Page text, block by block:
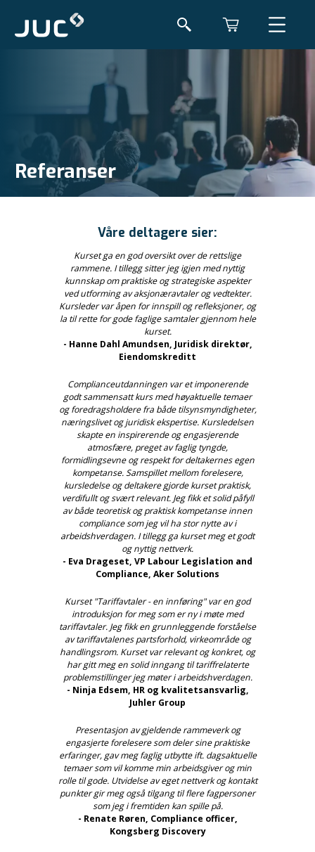
Referanser
Våre deltagere sier:
Kurset ga en god oversikt over de rettslige
rammene. I tillegg sitter jeg igjen med nyttig
kunnskap om praktiske og strategiske aspekter
ved utforming av aksjonæravtaler og vedtekter.
Kursleder var åpen for innspill og refleksjoner, og
la til rette for gode faglige samtaler gjennom hele
kurset.
- Hanne Dahl Amundsen, Juridisk direktør,
Eiendomskreditt
Complianceutdanningen var et imponerende
godt sammensatt kurs med høyaktuelle temaer
og foredragsholdere fra både tilsynsmyndigheter,
næringslivet og juridisk ekspertise. Kursledelsen
skapte en inspirerende og engasjerende
atmosfære, preget av faglig tyngde,
formidlingsevne og respekt for deltakernes egen
kompetanse. Samspillet mellom forelesere,
kursledelse og deltakere gjorde kurset praktisk,
verdifullt og svært relevant. Jeg fikk et solid påfyll
av både teoretisk og praktisk kompetanse innen
compliance som jeg vil ha stor nytte av i
arbeidshverdagen. I tillegg ga kurset meg et godt
og nyttig nettverk.
- Eva Drageset, VP Labour Legislation and
Compliance, Aker Solutions
Kurset "Tariffavtaler - en innføring" var en god
introduksjon for meg som er ny i møte med
tariffavtaler. Jeg fikk en grunnleggende forståelse
av tariffavtalenes partsforhold, virkeområde og
handlingsrom. Kurset var relevant og konkret, og
har gitt meg en solid inngang til tariffrelaterte
problemstillinger jeg møter i arbeidshverdagen.
- Ninja Edsem, HR og kvalitetsansvarlig,
Juhler Group
Presentasjon av gjeldende rammeverk og
engasjerte forelesere som deler sine praktiske
erfaringer, gav meg faglig utbytte ift. dagsaktuelle
temaer som vil komme min arbeidsgiver og min
rolle til gode. Utvidelse av eget nettverk og kontakt
punkter gir meg også tilgang til flere fagpersoner
som jeg i fremtiden kan spille på.
- Renate Røren, Compliance officer,
Kongsberg Discovery